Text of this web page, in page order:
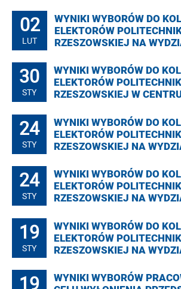
02
LUT
WYNIKI WYBORÓW DO
ELEKTORÓW
RZESZOWSKIEJ NA
30
STY
WYNIKI WYBORÓW DO
ELEKTORÓW
RZESZOWSKIEJ W
24
STY
WYNIKI WYBORÓW DO
ELEKTORÓW
RZESZOWSKIEJ NA
24
STY
WYNIKI WYBORÓW DO
ELEKTORÓW
RZESZOWSKIEJ NA
19
STY
WYNIKI WYBORÓW DO
ELEKTORÓW
RZESZOWSKIEJ NA
19
WYNIKI WYBORÓW